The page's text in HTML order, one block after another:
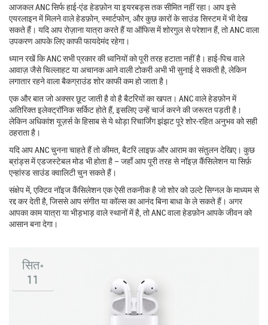
आजकल ANC सिर्फ हाई‑एंड हेडफ़ोन या इयरबड्स तक सीमित नहीं रहा। आप इसे
एयरलाइन में मिलने वाले हेडफ़ोन, स्मार्टफोन, और कुछ कारों के साउंड सिस्टम में भी देख
सकते हैं। यदि आप रोज़ाना यात्रा करते हैं या ऑफिस में शोरगुल से परेशान हैं, तो ANC वाला
उपकरण आपके लिए काफी फायदेमंद रहेगा।
ध्यान रखें कि ANC सभी प्रकार की ध्वनियों को पूरी तरह हटाता नहीं है। हाई‑पिच वाले
आवाज़ जैसे चिल्लाहट या अचानक आने वाली टोकरी अभी भी सुनाई दे सकती है, लेकिन
लगातार रहने वाला बैकग्राउंड शोर काफी कम हो जाता है।
एक और बात जो अक्सर छूट जाती है वो है बैटरियों का खपत। ANC वाले हेडफ़ोन में
अतिरिक्त इलेक्ट्रॉनिक सर्किट होते हैं, इसलिए उन्हें चार्ज करने की जरूरत पड़ती है।
लेकिन अधिकांश यूज़र्स के हिसाब से ये थोड़ा रिचार्जिंग झंझट पूरे शोर‑रहित अनुभव को सही
ठहराता है।
यदि आप ANC चुनना चाहते हैं तो कीमत, बैटरि लाइफ़ और आराम का संतुलन देखिए। कुछ
ब्रांड्स में एडजस्टेबल मोड भी होता है – जहाँ आप पूरी तरह से नॉइज़ कैंसिलेशन या सिर्फ़
एन्हांस्ड साउंड क्वालिटी चुन सकते हैं।
संक्षेप में, एक्टिव नॉइज कैंसिलेशन एक ऐसी तकनीक है जो शोर को उल्टे सिग्नल के माध्यम से
रद्द कर देती है, जिससे आप संगीत या कॉल्स का आनंद बिना बाधा के ले सकते हैं। अगर
आपका काम यात्रा या भीड़भाड़ वाले स्थानों में है, तो ANC वाला हेडफ़ोन आपके जीवन को
आसान बना देगा।
सित॰
11